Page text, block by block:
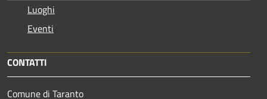
Luoghi
Eventi
CONTATTI
Comune di Taranto